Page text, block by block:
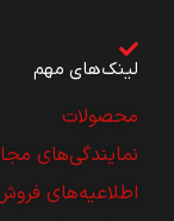
لینک‌های مهم
محصولات
نمایندگی‌های
اطلاعیه‌های